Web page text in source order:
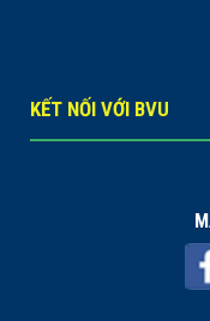
KẾT NỐI VỚI BVU